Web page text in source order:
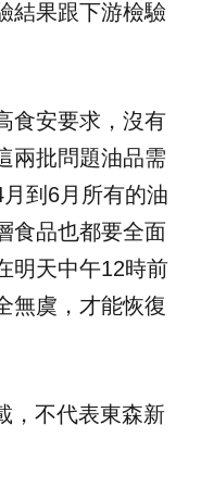
結果跟下游檢驗
食安要求，沒有
兩批問題油品需
到6月所有的油
食品也都要全面
明天中午12時前
無虞，才能恢復
，不代表東森新